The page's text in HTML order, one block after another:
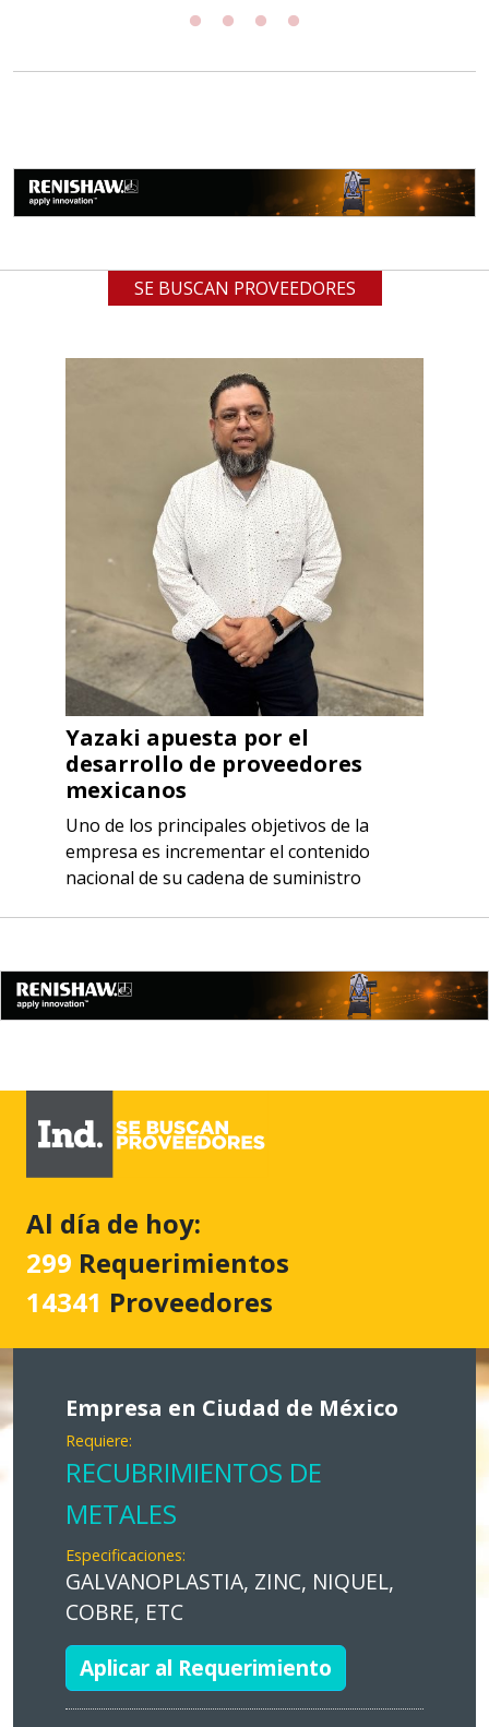
SE BUSCAN PROVEEDORES
Yazaki apuesta por el
desarrollo de proveedores
mexicanos
Uno de los principales objetivos de la
empresa es incrementar el contenido
nacional de su cadena de suministro
Al día de hoy:
299 Requerimientos
14341 Proveedores
Empresa en Ciudad de México
Requiere:
RECUBRIMIENTOS DE
METALES
Especificaciones:
GALVANOPLASTIA, ZINC, NIQUEL,
COBRE, ETC
Aplicar al Requerimiento